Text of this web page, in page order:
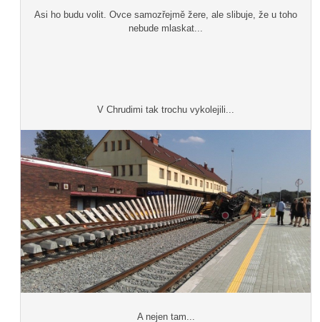
Asi ho budu volit. Ovce samozřejmě žere, ale slibuje, že u toho
nebude mlaskat...
V Chrudimi tak trochu vykolejili...
A nejen tam...